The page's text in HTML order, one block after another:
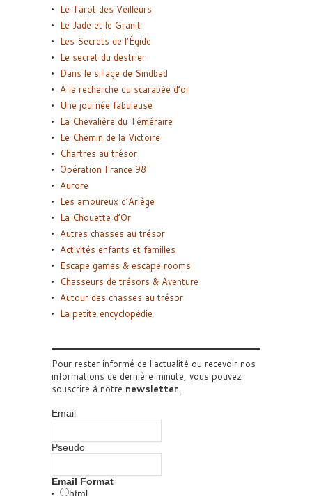
Le Tarot des Veilleurs
Le Jade et le Granit
Les Secrets de l’Égide
Le secret du destrier
Dans le sillage de Sindbad
A la recherche du scarabée d’or
Une journée fabuleuse
La Chevalière du Téméraire
Le Chemin de la Victoire
Chartres au trésor
Opération France 98
Aurore
Les amoureux d’Ariège
La Chouette d’Or
Autres chasses au trésor
Activités enfants et familles
Escape games & escape rooms
Chasseurs de trésors & Aventure
Autour des chasses au trésor
La petite encyclopédie
Pour rester informé de l'actualité ou recevoir nos
informations de dernière minute, vous pouvez
souscrire à notre newsletter.
Email
Pseudo
Email Format
html